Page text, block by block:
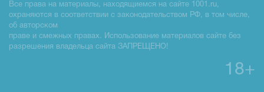
Все права на материалы, находящиемся на сайте 1001.ru,
охраняются в соответствии с законодательством РФ, в том числе,
об авторском
праве и смежных правах. Использование материалов сайте без
разрешения владельца сайта ЗАПРЕЩЕНО!
18+